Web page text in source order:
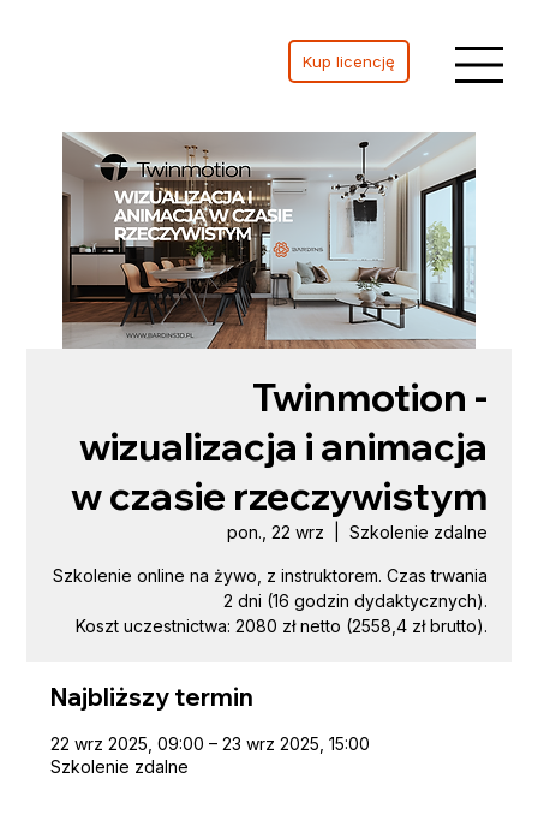
Kup licencję
Twinmotion -
wizualizacja i animacja
w czasie rzeczywistym
pon., 22 wrz Szkolenie zdalne
Szkolenie online na żywo, z instruktorem. Czas trwania
2 dni (16 godzin dydaktycznych).
Koszt uczestnictwa: 2080 zł netto (2558,4 zł brutto).
Najbliższy termin
22 wrz 2025, 09:00 – 23 wrz 2025, 15:00
Szkolenie zdalne